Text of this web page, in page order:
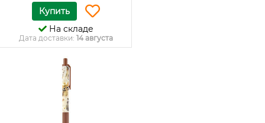
Купить
На складе
Дата доставки: 14 августа